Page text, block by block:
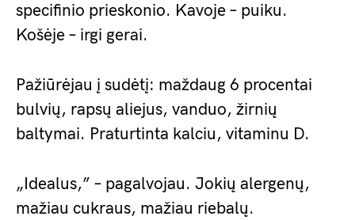
specifinio prieskonio. Kavoje – puiku.
Košėje – irgi gerai.
Pažiūrėjau į sudėtį: maždaug 6 procentai
bulvių, rapsų aliejus, vanduo, žirnių
baltymai. Praturtinta kalciu, vitaminu D.
„Idealus,” – pagalvojau. Jokių alergenų,
mažiau cukraus, mažiau riebalų.